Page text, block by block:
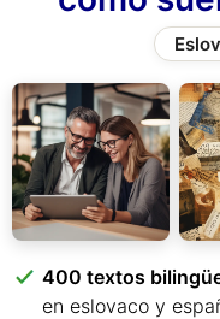
400 textos
en eslovaco y